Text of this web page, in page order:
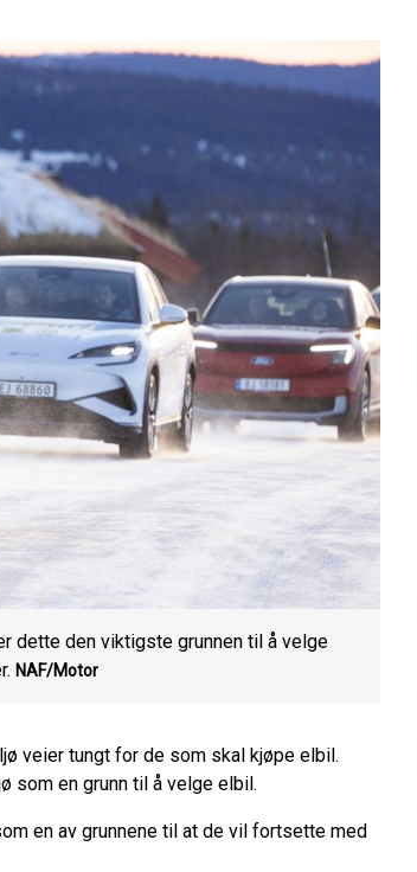
dette den viktigste grunnen til å velge
NAF/Motor
veier tungt for de som skal kjøpe elbil.
som en grunn til å velge elbil.
en av grunnene til at de vil fortsette med